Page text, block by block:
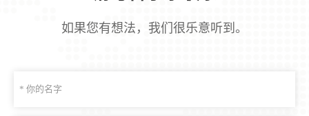
如果您有想法，我们很乐意听到。